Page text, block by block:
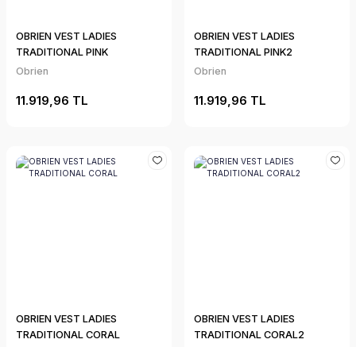
OBRIEN VEST LADIES
TRADITIONAL PINK
Obrien
11.919,96 TL
OBRIEN VEST LADIES
TRADITIONAL PINK2
Obrien
11.919,96 TL
OBRIEN VEST LADIES
TRADITIONAL CORAL
OBRIEN VEST LADIES
TRADITIONAL CORAL2